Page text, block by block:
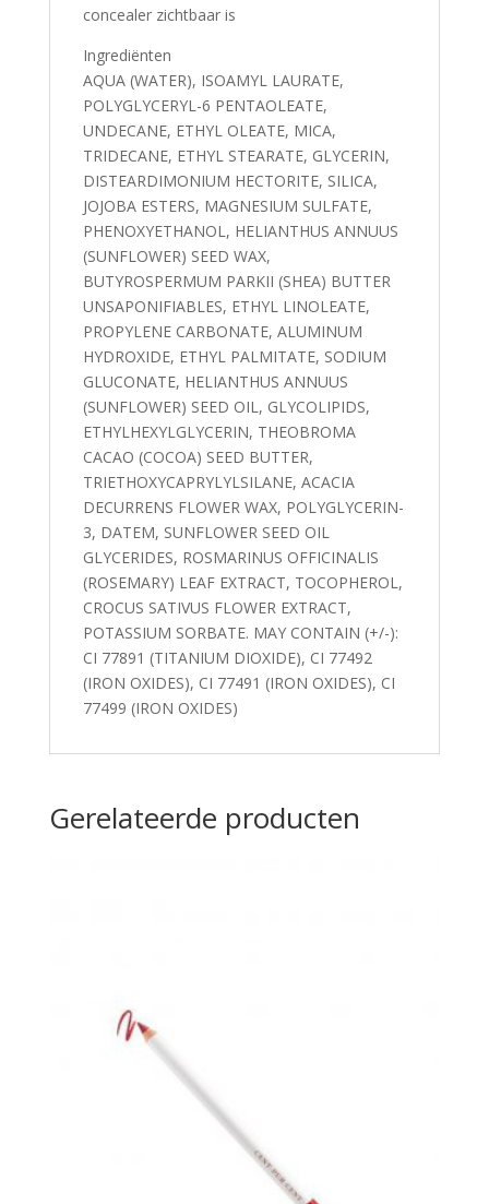
concealer zichtbaar is
Ingrediënten
AQUA (WATER), ISOAMYL LAURATE,
POLYGLYCERYL-6 PENTAOLEATE,
UNDECANE, ETHYL OLEATE, MICA,
TRIDECANE, ETHYL STEARATE, GLYCERIN,
DISTEARDIMONIUM HECTORITE, SILICA,
JOJOBA ESTERS, MAGNESIUM SULFATE,
PHENOXYETHANOL, HELIANTHUS ANNUUS
(SUNFLOWER) SEED WAX,
BUTYROSPERMUM PARKII (SHEA) BUTTER
UNSAPONIFIABLES, ETHYL LINOLEATE,
PROPYLENE CARBONATE, ALUMINUM
HYDROXIDE, ETHYL PALMITATE, SODIUM
GLUCONATE, HELIANTHUS ANNUUS
(SUNFLOWER) SEED OIL, GLYCOLIPIDS,
ETHYLHEXYLGLYCERIN, THEOBROMA
CACAO (COCOA) SEED BUTTER,
TRIETHOXYCAPRYLYLSILANE, ACACIA
DECURRENS FLOWER WAX, POLYGLYCERIN-
3, DATEM, SUNFLOWER SEED OIL
GLYCERIDES, ROSMARINUS OFFICINALIS
(ROSEMARY) LEAF EXTRACT, TOCOPHEROL,
CROCUS SATIVUS FLOWER EXTRACT,
POTASSIUM SORBATE. MAY CONTAIN (+/-):
CI 77891 (TITANIUM DIOXIDE), CI 77492
(IRON OXIDES), CI 77491 (IRON OXIDES), CI
77499 (IRON OXIDES)
Gerelateerde producten